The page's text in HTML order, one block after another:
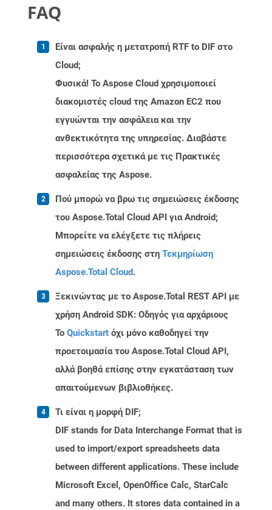
FAQ
Είναι ασφαλής η μετατροπή RTF to DIF στο
Cloud;
Φυσικά! Το Aspose Cloud χρησιμοποιεί
διακομιστές cloud της Amazon EC2 που
εγγυώνται την ασφάλεια και την
ανθεκτικότητα της υπηρεσίας. Διαβάστε
περισσότερα σχετικά με τις Πρακτικές
ασφαλείας της Aspose.
Πού μπορώ να βρω τις σημειώσεις έκδοσης
του Aspose.Total Cloud API για Android;
Μπορείτε να ελέγξετε τις πλήρεις
σημειώσεις έκδοσης στη Τεκμηρίωση
Aspose.Total Cloud.
Ξεκινώντας με το Aspose.Total REST API με
χρήση Android SDK: Οδηγός για αρχάριους
Το Quickstart όχι μόνο καθοδηγεί την
προετοιμασία του Aspose.Total Cloud API,
αλλά βοηθά επίσης στην εγκατάσταση των
απαιτούμενων βιβλιοθήκες.
Τι είναι η μορφή DIF;
DIF stands for Data Interchange Format that is
used to import/export spreadsheets data
between different applications. These include
Microsoft Excel, OpenOffice Calc, StarCalc
and many others. It stores data contained in a